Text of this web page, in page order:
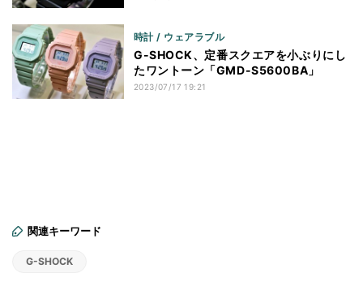
時計 / ウェアラブル
G-SHOCK、定番スクエアを小ぶりにし
たワントーン「GMD-S5600BA」
2023/07/17 19:21
関連キーワード
G-SHOCK